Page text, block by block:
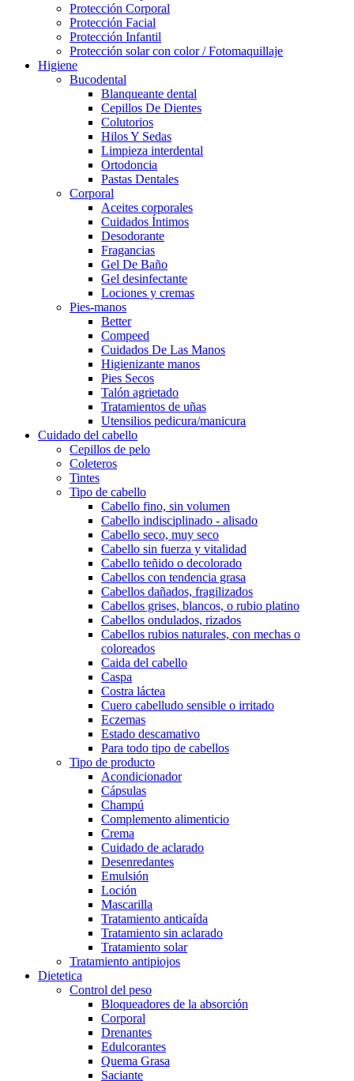
Protección Corporal
Protección Facial
Protección Infantil
Protección solar con color / Fotomaquillaje
Higiene
Bucodental
Blanqueante dental
Cepillos De Dientes
Colutorios
Hilos Y Sedas
Limpieza interdental
Ortodoncia
Pastas Dentales
Corporal
Aceites corporales
Cuidados Íntimos
Desodorante
Fragancias
Gel De Baño
Gel desinfectante
Lociones y cremas
Pies-manos
Better
Compeed
Cuidados De Las Manos
Higienizante manos
Pies Secos
Talón agrietado
Tratamientos de uñas
Utensilios pedicura/manicura
Cuidado del cabello
Cepillos de pelo
Coleteros
Tintes
Tipo de cabello
Cabello fino, sin volumen
Cabello indisciplinado - alisado
Cabello seco, muy seco
Cabello sin fuerza y vitalidad
Cabello teñido o decolorado
Cabellos con tendencia grasa
Cabellos dañados, fragilizados
Cabellos grises, blancos, o rubio platino
Cabellos ondulados, rizados
Cabellos rubios naturales, con mechas o
coloreados
Caida del cabello
Caspa
Costra láctea
Cuero cabelludo sensible o irritado
Eczemas
Estado descamativo
Para todo tipo de cabellos
Tipo de producto
Acondicionador
Cápsulas
Champú
Complemento alimenticio
Crema
Cuidado de aclarado
Desenredantes
Emulsión
Loción
Mascarilla
Tratamiento anticaída
Tratamiento sin aclarado
Tratamiento solar
Tratamiento antipiojos
Dietetica
Control del peso
Bloqueadores de la absorción
Corporal
Drenantes
Edulcorantes
Quema Grasa
Saciante